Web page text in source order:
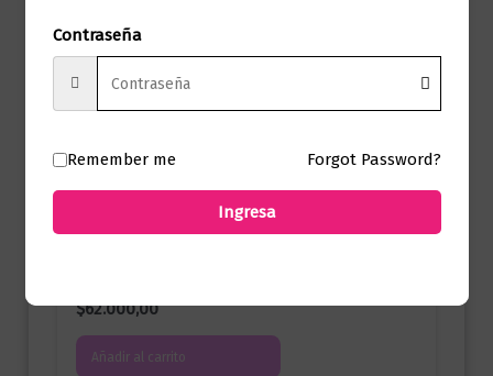
$62.000,00
Añadir al carrito
Contraseña
Remember me Forgot Password?
Ingresa